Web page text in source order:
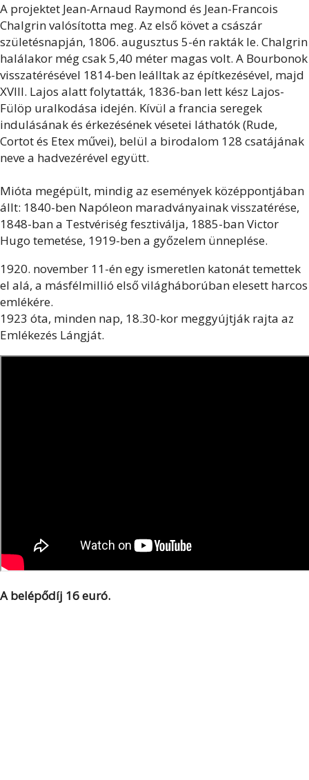
A projektet Jean-Arnaud Raymond és Jean-Francois
Chalgrin valósította meg. Az első követ a császár
születésnapján, 1806. augusztus 5-én rakták le. Chalgrin
halálakor még csak 5,40 méter magas volt. A Bourbonok
visszatérésével 1814-ben leálltak az építkezésével, majd
XVIII. Lajos alatt folytatták, 1836-ban lett kész Lajos-
Fülöp uralkodása idején. Kívül a francia seregek
indulásának és érkezésének vésetei láthatók (Rude,
Cortot és Etex művei), belül a birodalom 128 csatájának
neve a hadvezérével együtt.
Mióta megépült, mindig az események középpontjában
állt: 1840-ben Napóleon maradványainak visszatérése,
1848-ban a Testvériség fesztiválja, 1885-ban Victor
Hugo temetése, 1919-ben a győzelem ünneplése.
1920. november 11-én egy ismeretlen katonát temettek
el alá, a másfélmillió első világháborúban elesett harcos
emlékére.
1923 óta, minden nap, 18.30-kor meggyújtják rajta az
Emlékezés Lángját.
A belépődíj 16 euró.